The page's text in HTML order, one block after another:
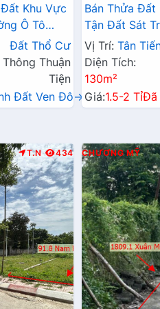
Khu Vực
Ô Tô
Liên Xã
Đất Thổ Cư
Thuận
Tiện
Đất Ven Đô→
Bán Thửa Đất
Tận Đất Sát
Xã
Vị Trí: Tân
Diện Tích:
130m²
Giá:1.5-2 TỉĐã
T.N 434 CHƯƠNG MỸ